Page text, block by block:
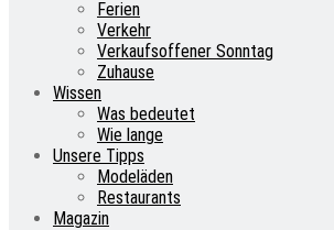
Ferien
Verkehr
Verkaufsoffener Sonntag
Zuhause
Wissen
Was bedeutet
Wie lange
Unsere Tipps
Modeläden
Restaurants
Magazin